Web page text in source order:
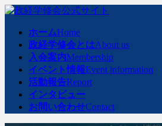
コ
プ
ナ
動
ホームHome
政経学修会とはAbout us
入会案内Membership
イベント情報Event information
活動報告Report
インタビュー
お問い合わせContact